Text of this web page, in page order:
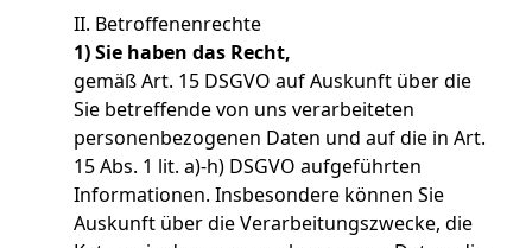
II. Betroffenenrechte
1) Sie haben das Recht,
gemäß Art. 15 DSGVO auf Auskunft über die
Sie betreffende von uns verarbeiteten
personenbezogenen Daten und auf die in Art.
15 Abs. 1 lit. a)-h) DSGVO aufgeführten
Informationen. Insbesondere können Sie
Auskunft über die Verarbeitungszwecke, die